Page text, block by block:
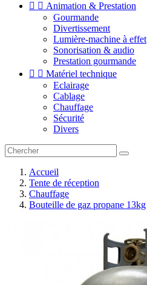
  Animation & Prestation
Gourmande
Divertissement
Lumière-machine à effet
Sonorisation & audio
Prestation gourmande
  Matériel technique
Eclairage
Cablage
Chauffage
Sécurité
Divers
Accueil
Tente de réception
Chauffage
Bouteille de gaz propane 13kg